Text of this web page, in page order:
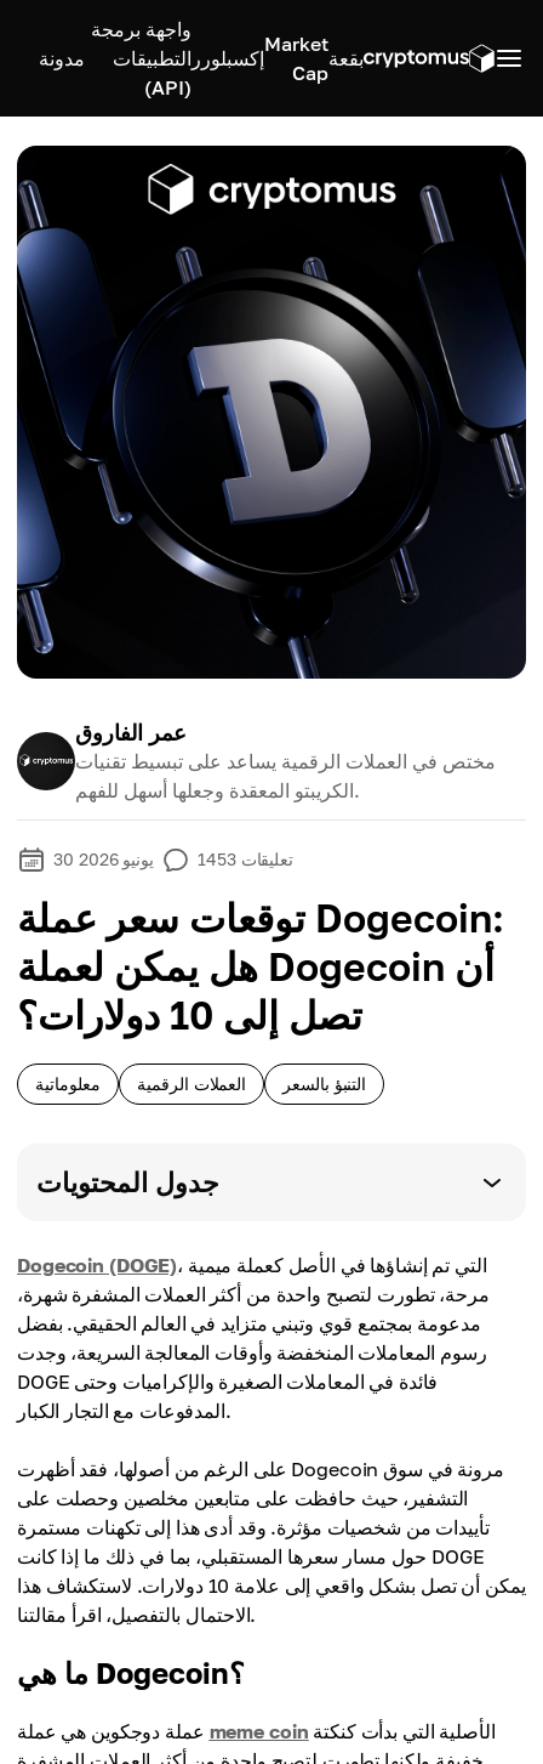
بقعة
Market
Cap
إكسبلورر
واجهة برمجة
التطبيقات
(API)
مدونة
عمر الفاروق
مختص في العملات الرقمية يساعد على تبسيط تقنيات
الكريبتو المعقدة وجعلها أسهل للفهم.
30 يونيو 2026 1453 تعليقات
توقعات سعر عملة Dogecoin:
هل يمكن لعملة Dogecoin أن
تصل إلى 10 دولارات؟
معلوماتية العملات الرقمية التنبؤ بالسعر
جدول المحتويات
Dogecoin (DOGE)، التي تم إنشاؤها في الأصل كعملة ميمية
مرحة، تطورت لتصبح واحدة من أكثر العملات المشفرة شهرة،
مدعومة بمجتمع قوي وتبني متزايد في العالم الحقيقي. بفضل
رسوم المعاملات المنخفضة وأوقات المعالجة السريعة، وجدت
DOGE فائدة في المعاملات الصغيرة والإكراميات وحتى
المدفوعات مع التجار الكبار.
على الرغم من أصولها، فقد أظهرت Dogecoin مرونة في سوق
التشفير، حيث حافظت على متابعين مخلصين وحصلت على
تأييدات من شخصيات مؤثرة. وقد أدى هذا إلى تكهنات مستمرة
حول مسار سعرها المستقبلي، بما في ذلك ما إذا كانت DOGE
يمكن أن تصل بشكل واقعي إلى علامة 10 دولارات. لاستكشاف هذا
الاحتمال بالتفصيل، اقرأ مقالتنا.
ما هي Dogecoin؟
meme coin